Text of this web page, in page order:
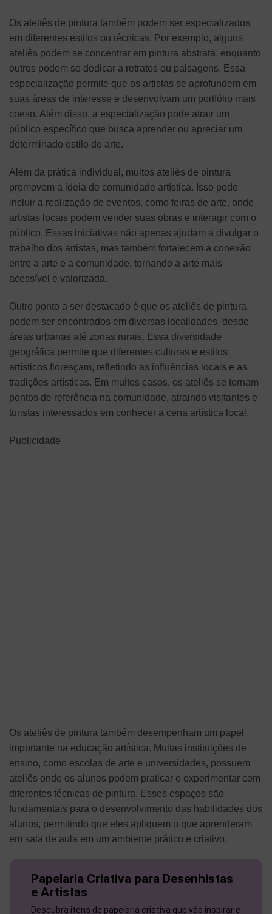
Os ateliês de pintura também podem ser especializados
em diferentes estilos ou técnicas. Por exemplo, alguns
ateliês podem se concentrar em pintura abstrata, enquanto
outros podem se dedicar a retratos ou paisagens. Essa
especialização permite que os artistas se aprofundem em
suas áreas de interesse e desenvolvam um portfólio mais
coeso. Além disso, a especialização pode atrair um
público específico que busca aprender ou apreciar um
determinado estilo de arte.
Além da prática individual, muitos ateliês de pintura
promovem a ideia de comunidade artística. Isso pode
incluir a realização de eventos, como feiras de arte, onde
artistas locais podem vender suas obras e interagir com o
público. Essas iniciativas não apenas ajudam a divulgar o
trabalho dos artistas, mas também fortalecem a conexão
entre a arte e a comunidade, tornando a arte mais
acessível e valorizada.
Outro ponto a ser destacado é que os ateliês de pintura
podem ser encontrados em diversas localidades, desde
áreas urbanas até zonas rurais. Essa diversidade
geográfica permite que diferentes culturas e estilos
artísticos floresçam, refletindo as influências locais e as
tradições artísticas. Em muitos casos, os ateliês se tornam
pontos de referência na comunidade, atraindo visitantes e
turistas interessados em conhecer a cena artística local.
Publicidade
Os ateliês de pintura também desempenham um papel
importante na educação artística. Muitas instituições de
ensino, como escolas de arte e universidades, possuem
ateliês onde os alunos podem praticar e experimentar com
diferentes técnicas de pintura. Esses espaços são
fundamentais para o desenvolvimento das habilidades dos
alunos, permitindo que eles apliquem o que aprenderam
em sala de aula em um ambiente prático e criativo.
Papelaria Criativa para Desenhistas
e Artistas
Descubra itens de papelaria criativa que vão inspirar e